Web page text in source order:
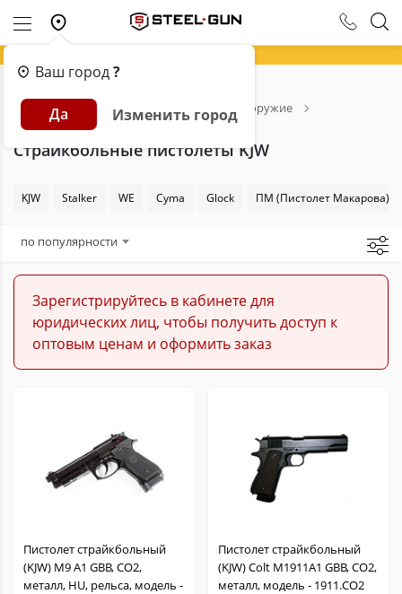
Ваш город?
Да Изменить город
Главная Каталог
Страйкбольное оружие
Страйкбольные пистолеты
KJW
Страйкбольные пистолеты KJW
KJW Stalker WE Cyma Glock ПМ (Пистолет Макарова)
по популярности
Зарегистрируйтесь в кабинете для
юридических лиц, чтобы получить доступ к
оптовым ценам и оформить заказ
Пистолет страйкбольный
(KJW) M9 A1 GBB, CO2,
металл, HU, рельса, модель -
Пистолет страйкбольный
(KJW) Colt M1911A1 GBB, СО2,
металл, модель - 1911.CO2